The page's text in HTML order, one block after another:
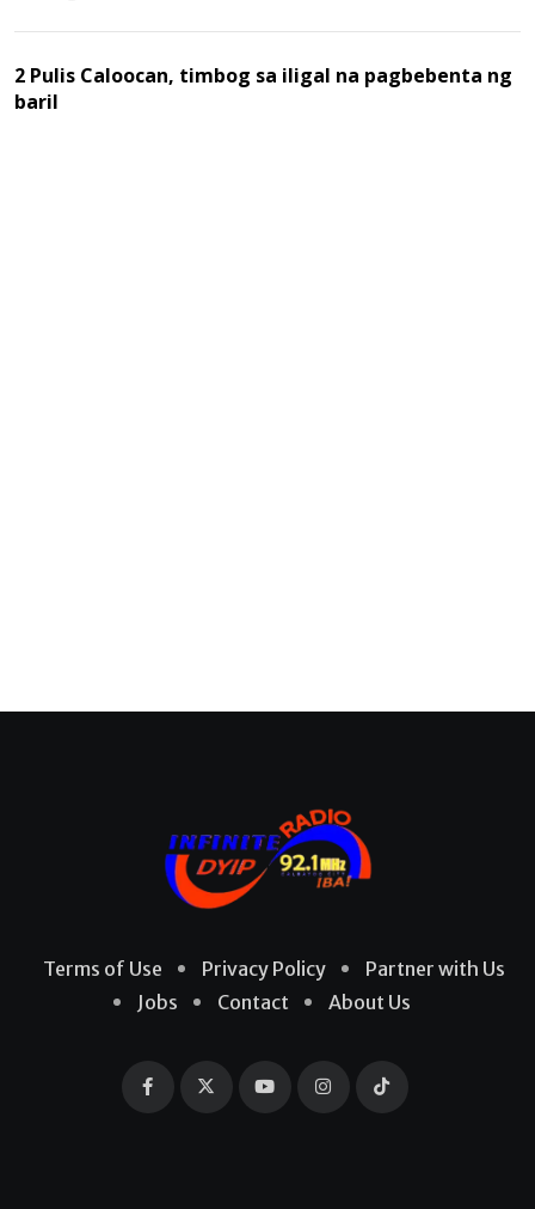
2 Pulis Caloocan, timbog sa iligal na pagbebenta ng
baril
Terms of Use Privacy Policy
Partner with Us
Jobs
Contact About Us